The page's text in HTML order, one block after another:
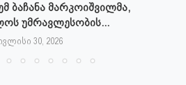
ბაჩანა მარკოიშვილმა,
უმრავლესობის...
30, 2026